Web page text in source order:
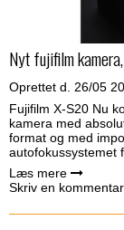
Nyt fujifilm
Oprettet d. 26/05
Fujifilm X-S20 Nu
kamera med
format og med
autofokussystemet
Læs mere
Skriv en kommentar